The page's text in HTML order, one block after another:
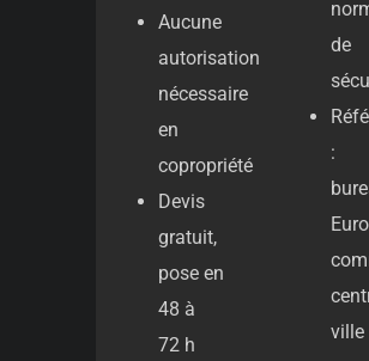
Aucune
autorisation
nécessaire
en
copropriété
Devis
gratuit,
pose en
48 à
72 h
de
:
ville